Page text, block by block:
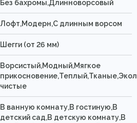
Без бахромы,Длинноворсовый
Лофт,Модерн,С длинным ворсом
Шегги (от 26 мм)
Ворсистый,Модный,Мягкое
чистые
В ванную комнату,В гостиную,В
детский сад,В детскую комнату,В